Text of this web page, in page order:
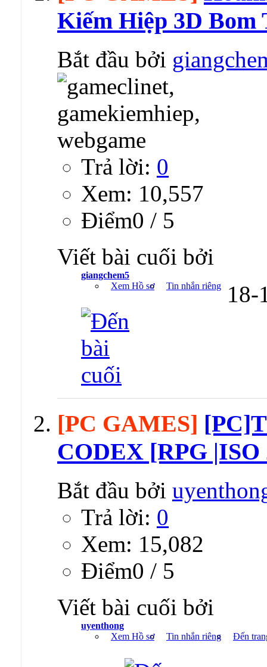
Kiếm Hiệp 3D Bom
Bắt đầu bởi
Trả lời: 0
Xem: 10,557
Ðiểm0 / 5
Viết bài cuối bởi
giangchem5
Xem Hồ sơ
Tin nhắn riêng
[PC GAMES]
CODEX [RPG |ISO
Bắt đầu bởi
Trả lời: 0
Xem: 15,082
Ðiểm0 / 5
Viết bài cuối bởi
uyenthong
Xem Hồ sơ
Tin nhắn riêng Đến